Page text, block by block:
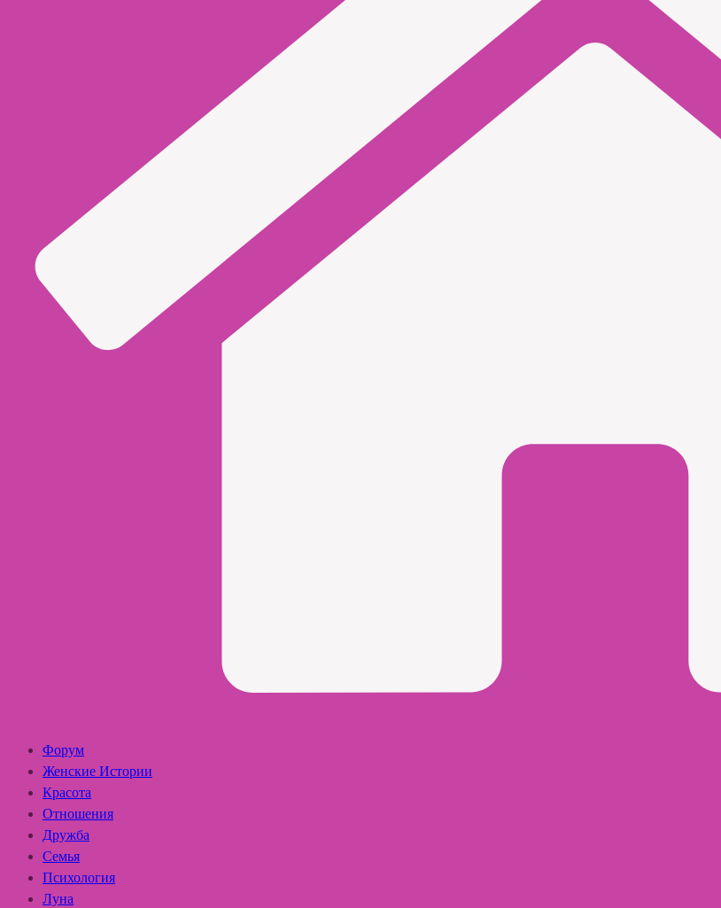
Форум
Женские Истории
Красота
Отношения
Дружба
Семья
Психология
Луна